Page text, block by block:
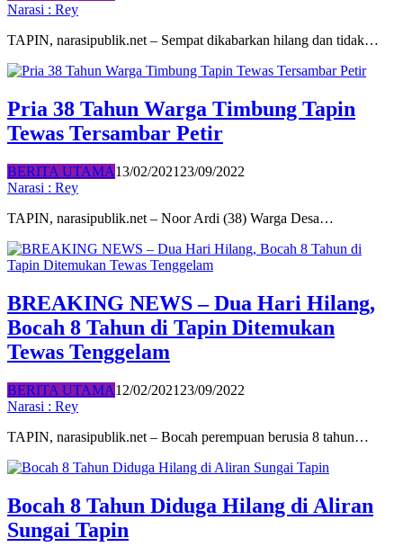
Narasi : Rey
TAPIN, narasipublik.net – Sempat dikabarkan hilang dan tidak…
Pria 38 Tahun Warga Timbung Tapin
Tewas Tersambar Petir
BERITA UTAMA13/02/2021 23/09/2022
Narasi : Rey
TAPIN, narasipublik.net – Noor Ardi (38) Warga Desa…
BREAKING NEWS – Dua Hari Hilang,
Bocah 8 Tahun di Tapin Ditemukan
Tewas Tenggelam
BERITA UTAMA12/02/2021 23/09/2022
Narasi : Rey
TAPIN, narasipublik.net – Bocah perempuan berusia 8 tahun…
Bocah 8 Tahun Diduga Hilang di Aliran
Sungai Tapin